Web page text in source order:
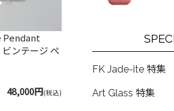
Pendant
ンテージ ペ
48,000円(税込)
FK Jade-ite 特集
Art Glass 特集